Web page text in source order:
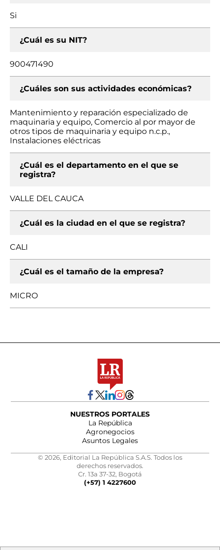
Si
¿Cuál es su NIT?
900471490
¿Cuáles son sus actividades económicas?
Mantenimiento y reparación especializado de
maquinaria y equipo, Comercio al por mayor de
otros tipos de maquinaria y equipo n.c.p.,
Instalaciones eléctricas
¿Cuál es el departamento en el que se
registra?
VALLE DEL CAUCA
¿Cuál es la ciudad en el que se registra?
CALI
¿Cuál es el tamaño de la empresa?
MICRO
NUESTROS PORTALES
La República
Agronegocios
Asuntos Legales
© 2026, Editorial La República S.A.S. Todos los
derechos reservados.
Cr. 13a 37-32, Bogotá
(+57) 1 4227600